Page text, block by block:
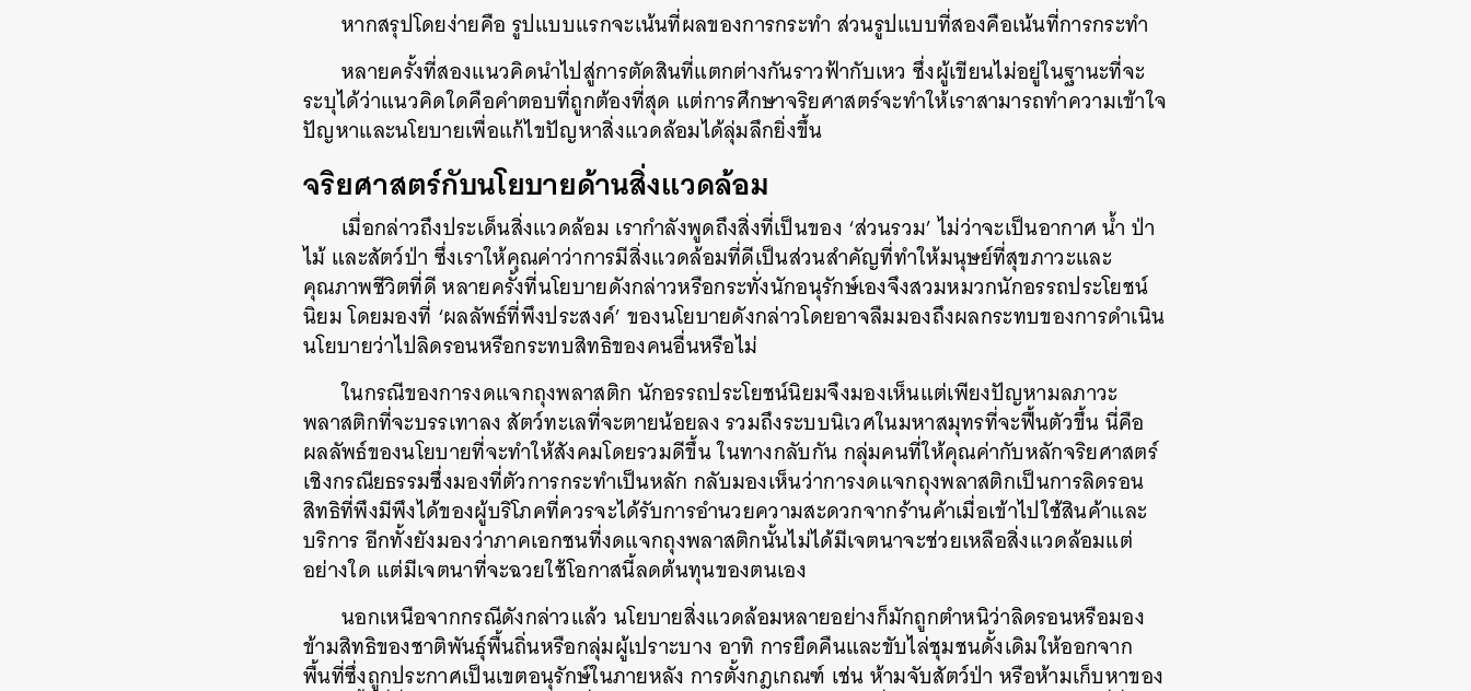
หากสรุปโดยง่ายคือ รูปแบบแรกจะเน้นที่ผลของการกระทำ ส่วนรูปแบบที่สองคือเน้นที่การกระทำ
หลายครั้งที่สองแนวคิดนำไปสู่การตัดสินที่แตกต่างกันราวฟ้ากับเหว ซึ่งผู้เขียนไม่อยู่ในฐานะที่จะ
ระบุได้ว่าแนวคิดใดคือคำตอบที่ถูกต้องที่สุด แต่การศึกษาจริยศาสตร์จะทำให้เราสามารถทำความเข้าใจ
ปัญหาและนโยบายเพื่อแก้ไขปัญหาสิ่งแวดล้อมได้ลุ่มลึกยิ่งขึ้น
จริยศาสตร์กับนโยบายด้านสิ่งแวดล้อม
เมื่อกล่าวถึงประเด็นสิ่งแวดล้อม เรากำลังพูดถึงสิ่งที่เป็นของ ‘ส่วนรวม’ไม่ว่าจะเป็นอากาศน้ำ ป่า
ไม้และสัตว์ป่า ซึ่งเราให้คุณค่าว่าการมีสิ่งแวดล้อมที่ดีเป็นส่วนสำคัญที่ทำให้มนุษย์ที่สุขภาวะและ
คุณภาพชีวิตที่ดีหลายครั้งที่นโยบายดังกล่าวหรือกระทั่งนักอนุรักษ์เองจึงสวมหมวกนักอรรถประโยชน์
นิยมโดยมองที่ ‘ผลลัพธ์ที่พึงประสงค์’ ของนโยบายดังกล่าวโดยอาจลืมมองถึงผลกระทบของการดำเนิน
นโยบายว่าไปลิดรอนหรือกระทบสิทธิของคนอื่นหรือไม่
ในกรณีของการงดแจกถุงพลาสติก นักอรรถประโยชน์นิยมจึงมองเห็นแต่เพียงปัญหามลภาวะ
พลาสติกที่จะบรรเทาลงสัตว์ทะเลที่จะตายน้อยลงรวมถึงระบบนิเวศในมหาสมุทรที่จะฟื้นตัวขึ้นนี่คือ
ผลลัพธ์ของนโยบายที่จะทำให้สังคมโดยรวมดีขึ้นในทางกลับกันกลุ่มคนที่ให้คุณค่ากับหลักจริยศาสตร์
เชิงกรณียธรรมซึ่งมองที่ตัวการกระทำเป็นหลัก กลับมองเห็นว่าการงดแจกถุงพลาสติกเป็นการลิดรอน
สิทธิที่พึงมีพึงได้ของผู้บริโภคที่ควรจะได้รับการอำนวยความสะดวกจากร้านค้าเมื่อเข้าไปใช้สินค้าและ
บริการอีกทั้งยังมองว่าภาคเอกชนที่งดแจกถุงพลาสติกนั้นไม่ได้มีเจตนาจะช่วยเหลือสิ่งแวดล้อมแต่
อย่างใด แต่มีเจตนาที่จะฉวยใช้โอกาสนี้ลดต้นทุนของตนเอง
นอกเหนือจากกรณีดังกล่าวแล้ว นโยบายสิ่งแวดล้อมหลายอย่างก็มักถูกตำหนิว่าลิดรอนหรือมอง
ข้ามสิทธิของชาติพันธุ์พื้นถิ่นหรือกลุ่มผู้เปราะบาง อาทิ การยึดคืนและขับไล่ชุมชนดั้งเดิมให้ออกจาก
พื้นที่ซึ่งถูกประกาศเป็นเขตอนุรักษ์ในภายหลัง การตั้งกฎเกณฑ์ เช่นห้ามจับสัตว์ป่า หรือห้ามเก็บหาของ